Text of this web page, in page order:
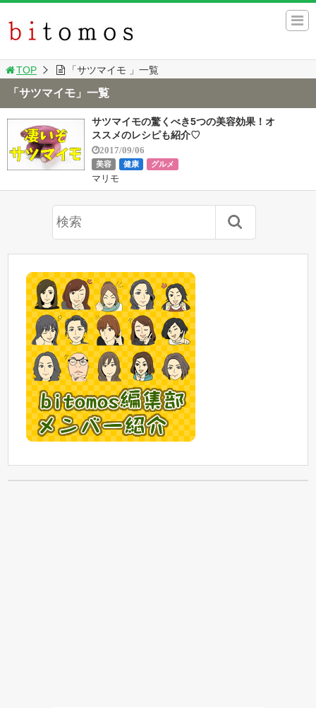
TOP 「サツマイモ 」一覧
「サツマイモ」一覧
サツマイモの驚くべき5つの美容効果！オ
ススメのレシピも紹介♡
2017/09/06
美容 健康 グルメ
マリモ